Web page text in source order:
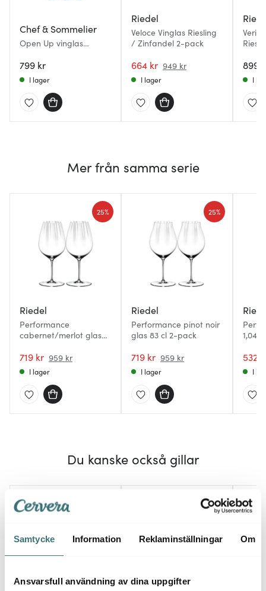
Samtycke Information Reklaminställningar Om
Ansvarsfull användning av dina uppgifter
Chef & Sommelier
Open Up vinglas
799 kr
I lager
Riedel
Veloce Vinglas Riesling
/ Zinfandel 2-pack
664 kr 949 kr
I lager
899
I
Mer från samma serie
Riedel
Performance
cabernet/merlot glas
719 kr 959 kr
25%
I lager
Riedel
Performance pinot noir
glas 83 cl 2-pack
719 kr 959 kr
25%
I lager
1,04 L
532
I
Du kanske också gillar